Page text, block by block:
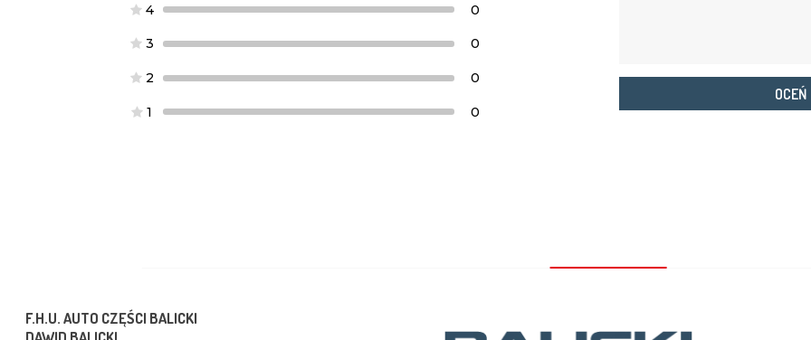
4 0
3 0
2 0
1 0
OCEŃ
F.H.U. AUTO CZĘŚCI BALICKI